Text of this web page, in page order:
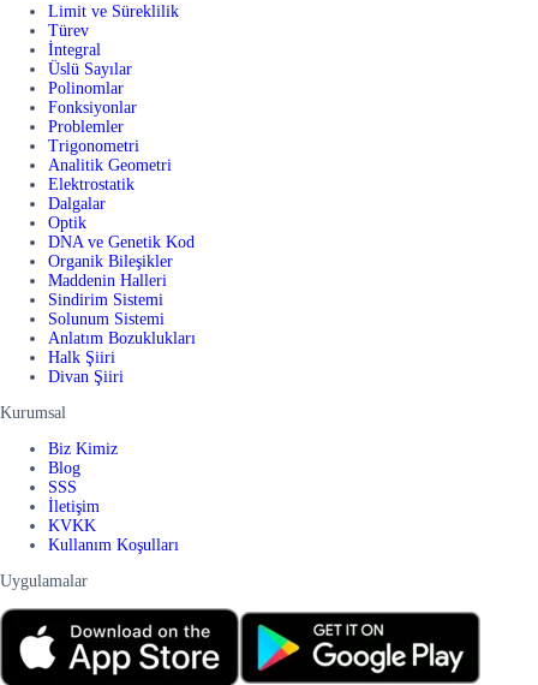
Limit ve Süreklilik
Türev
İntegral
Üslü Sayılar
Polinomlar
Fonksiyonlar
Problemler
Trigonometri
Analitik Geometri
Elektrostatik
Dalgalar
Optik
DNA ve Genetik Kod
Organik Bileşikler
Maddenin Halleri
Sindirim Sistemi
Solunum Sistemi
Anlatım Bozuklukları
Halk Şiiri
Divan Şiiri
Kurumsal
Biz Kimiz
Blog
SSS
İletişim
KVKK
Kullanım Koşulları
Uygulamalar